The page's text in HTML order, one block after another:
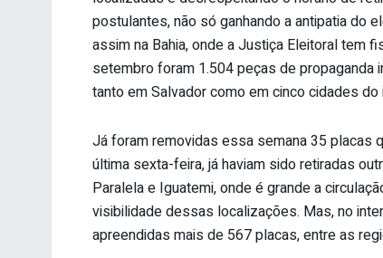
postulantes, não só ganhando a antipatia do
assim na Bahia, onde a Justiça Eleitoral tem
setembro foram 1.504 peças de propaganda
tanto em Salvador como em cinco cidades do
Já foram removidas essa semana 35 placas
última sexta-feira, já haviam sido retiradas
Paralela e Iguatemi, onde é grande a
visibilidade dessas localizações. Mas, no
apreendidas mais de 567 placas, entre as